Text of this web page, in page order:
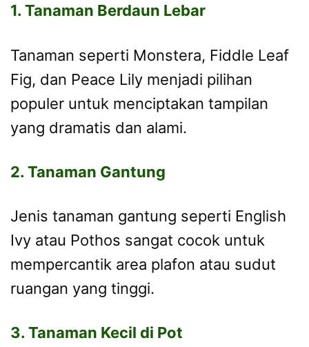
1. Tanaman Berdaun Lebar
Tanaman seperti Monstera, Fiddle Leaf
Fig, dan Peace Lily menjadi pilihan
populer untuk menciptakan tampilan
yang dramatis dan alami.
2. Tanaman Gantung
Jenis tanaman gantung seperti English
Ivy atau Pothos sangat cocok untuk
mempercantik area plafon atau sudut
ruangan yang tinggi.
3. Tanaman Kecil di Pot